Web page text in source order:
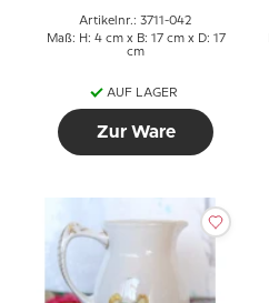
Artikelnr.: 3711-042
Maß: H: 4 cm x B: 17 cm x D: 17
cm
AUF LAGER
Zur Ware